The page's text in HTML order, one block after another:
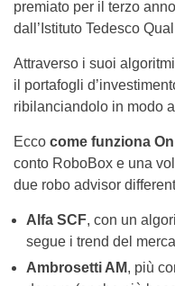
premiato per il terzo
dall’Istituto Tedesco
Attraverso i suoi
il portafogli
ribilanciandolo in modo
Ecco come funziona
conto RoboBox e una
due robo advisor
Alfa SCF, con un
segue i trend del
Ambrosetti AM, più